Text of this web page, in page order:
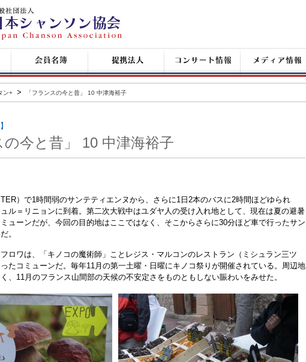
名
簿
企
業
サ
ー
情
ィ
ア
報
ン+ > 「フランスの今と昔」 10 中津海裕子
の今と昔」 10 中津海裕子
）で1時間弱のサンテティエンヌから、さらに1日2本のバスに2時間ほどゆられ
ル＝リニョンに到着。第二次大戦中はユダヤ人の受け入れ地として、現在は夏の避暑
ューンだが、今回の目的地はここではなく、そこからさらに30分ほど車で行ったサン
。
ロワは、「キノコの魔術師」ことレジス・マルコンのレストラン（ミシュラン三ツ
たコミューンだ。毎年11月の第一土曜・日曜にキノコ祭りが開催されている。周辺地
、11月のフランス山間部の天候の不安定さをものともしない賑わいをみせた。